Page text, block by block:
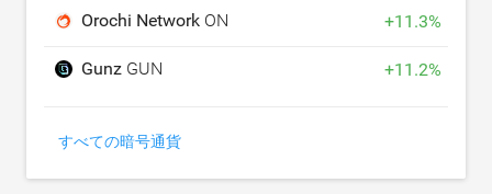
Orochi Network ON +11.3%
Gunz GUN +11.2%
すべての暗号通貨